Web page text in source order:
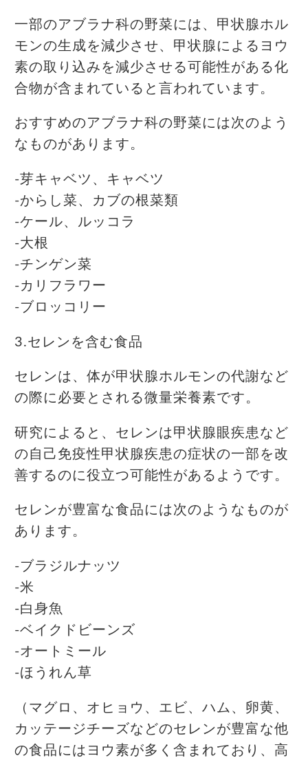
一部のアブラナ科の野菜には、甲状腺ホル
モンの生成を減少させ、甲状腺によるヨウ
素の取り込みを減少させる可能性がある化
合物が含まれていると言われています。
おすすめのアブラナ科の野菜には次のよう
なものがあります。
-芽キャベツ、キャベツ
-からし菜、カブの根菜類
-ケール、ルッコラ
-大根
-チンゲン菜
-カリフラワー
-ブロッコリー
3.セレンを含む食品
セレンは、体が甲状腺ホルモンの代謝など
の際に必要とされる微量栄養素です。
研究によると、セレンは甲状腺眼疾患など
の自己免疫性甲状腺疾患の症状の一部を改
善するのに役立つ可能性があるようです。
セレンが豊富な食品には次のようなものが
あります。
-ブラジルナッツ
-米
-白身魚
-ベイクドビーンズ
-オートミール
-ほうれん草
（マグロ、オヒョウ、エビ、ハム、卵黄、
カッテージチーズなどのセレンが豊富な他
の食品にはヨウ素が多く含まれており、高